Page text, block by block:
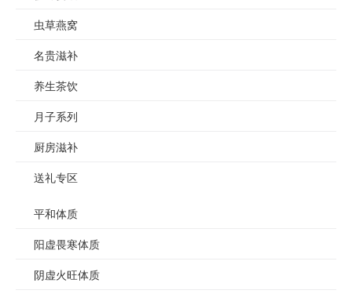
虫草燕窝
名贵滋补
养生茶饮
月子系列
厨房滋补
送礼专区
平和体质
阳虚畏寒体质
阴虚火旺体质